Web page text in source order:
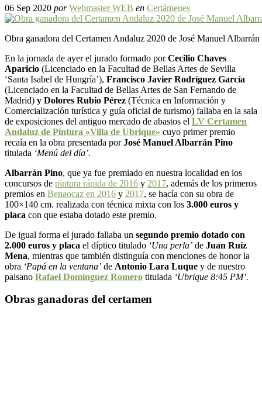
06 Sep 2020 por Webmaster WEB en Certámenes
Obra ganadora del Certamen Andaluz 2020 de José Manuel Albarrán
En la jornada de ayer el jurado formado porCecilio Chaves
Aparicio (Licenciado en la Facultad de Bellas Artes de Sevilla
‘Santa Isabel de Hungría’), Francisco Javier Rodríguez García
(Licenciado en la Facultad de Bellas Artes de San Fernando de
Madrid) y Dolores Rubio Pérez (Técnica en Información y
Comercialización turística y guía oficial de turismo) fallaba en la sala
de exposiciones del antiguo mercado de abastos el LV Certamen
Andaluz de Pintura «Villa de Ubrique» cuyo primer premio
recaía en la obra presentada porJosé Manuel Albarrán Pino
titulada ‘Menú del día’.
Albarrán Pino, que ya fue premiado en nuestra localidad en los
concursos de pintura rápida de 2016 y 2017, además de los primeros
premios en Benaocaz en 2016 y 2017, se hacía con su obra de
100×140 cm. realizada con técnica mixta con los 3.000 euros y
placa con que estaba dotado este premio.
De igual forma el jurado fallaba un segundo premio dotado con
2.000 euros y placa el díptico titulado ‘Una perla’ de Juan Ruíz
Mena, mientras que también distinguía con menciones de honor la
obra ‘Papá en la ventana’ de Antonio Lara Luque y de nuestro
paisano Rafael Domínguez Romero titulada ‘Ubrique 8:45 PM’.
Obras ganadoras del certamen